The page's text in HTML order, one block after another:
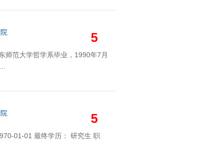
5
师范大学哲学系毕业，1990年7月
5
01-01 最终学历： 研究生 职